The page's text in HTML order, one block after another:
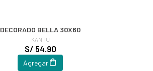
DECORADO BELLA 30X60
KANTU
S/ 54.90
Agregar